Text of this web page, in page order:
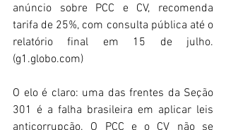
anúncio sobre PCC e CV, recomenda
tarifa de 25%, com consulta pública até o
relatório final em 15 de julho.
(g1.globo.com)
O elo é claro: uma das frentes da Seção
301 é a falha brasileira em aplicar leis